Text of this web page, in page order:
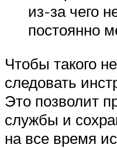
из-за чего
постоянно
Чтобы такого
следовать
Это позволит
службы и
на все время